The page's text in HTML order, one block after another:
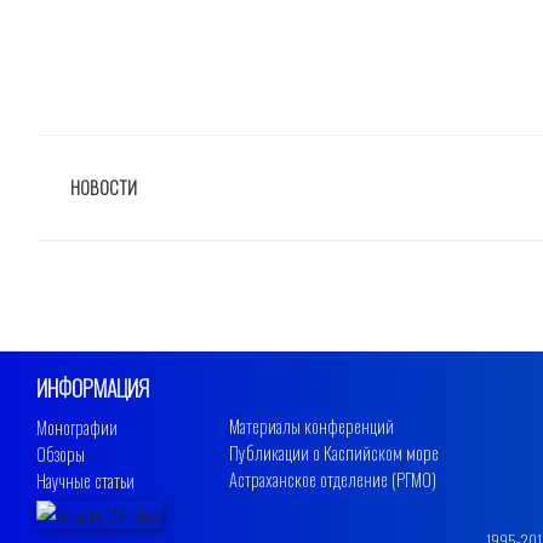
РУБРИКИ
НОВОСТИ
ИНФОРМАЦИЯ
Монографии
Обзоры
Научные статьи
Материалы конференций
Публикации о Каспийском море
Астраханское отделение (РГМО)